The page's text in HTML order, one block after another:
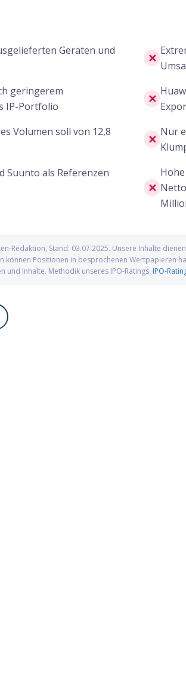
Geräten und
geringerem
IP-Portfolio
Volumen soll von 12,8
Suunto als Referenzen
✕
✕
✕
Nur
✕
Redaktion, Stand: 03.07.2025. Unsere Inhalte
Positionen in besprochenen Wertpapieren
und Inhalte. Methodik unseres IPO-Ratings: IPO-